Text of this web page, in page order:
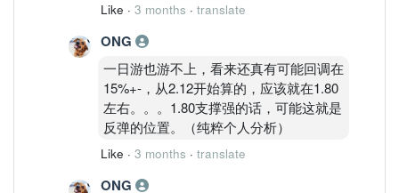
Like · 3 months · translate
ONG
一日游也游不上，看来还真有可能回调在
15%+-，从2.12开始算的，应该就在1.80
左右。。。1.80支撑强的话，可能这就是
反弹的位置。（纯粹个人分析）
Like · 3 months · translate
ONG